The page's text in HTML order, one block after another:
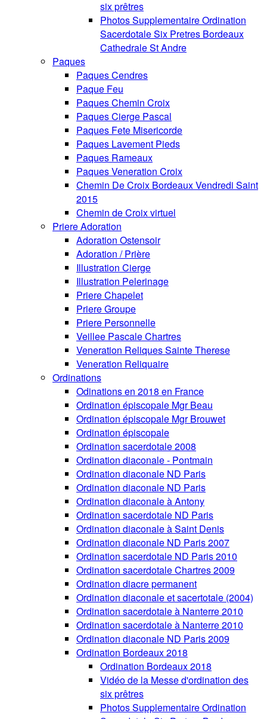
six prêtres
Photos Supplementaire Ordination
Sacerdotale Six Pretres Bordeaux
Cathedrale St Andre
Paques
Paques Cendres
Paque Feu
Paques Chemin Croix
Paques Cierge Pascal
Paques Fete Misericorde
Paques Lavement Pieds
Paques Rameaux
Paques Veneration Croix
Chemin De Croix Bordeaux Vendredi Saint
2015
Chemin de Croix virtuel
Priere Adoration
Adoration Ostensoir
Adoration / Prière
Illustration Cierge
Illustration Pelerinage
Priere Chapelet
Priere Groupe
Priere Personnelle
Veillee Pascale Chartres
Veneration Reliques Sainte Therese
Veneration Reliquaire
Ordinations
Odinations en 2018 en France
Ordination épiscopale Mgr Beau
Ordination épiscopale Mgr Brouwet
Ordination épiscopale
Ordination sacerdotale 2008
Ordination diaconale - Pontmain
Ordination diaconale ND Paris
Ordination diaconale ND Paris
Ordination diaconale à Antony
Ordination sacerdotale ND Paris
Ordination diaconale à Saint Denis
Ordination diaconale ND Paris 2007
Ordination sacerdotale ND Paris 2010
Ordination sacerdotale Chartres 2009
Ordination diacre permanent
Ordination diaconale et sacertotale (2004)
Ordination sacerdotale à Nanterre 2010
Ordination sacerdotale à Nanterre 2010
Ordination diaconale ND Paris 2009
Ordination Bordeaux 2018
Ordination Bordeaux 2018
Vidéo de la Messe d'ordination des
six prêtres
Photos Supplementaire Ordination